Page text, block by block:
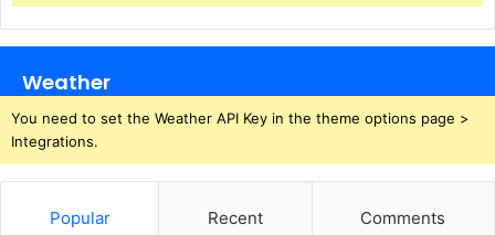
Weather
You need to set the Weather API Key in the theme options page >
Integrations.
Popular Recent Comments